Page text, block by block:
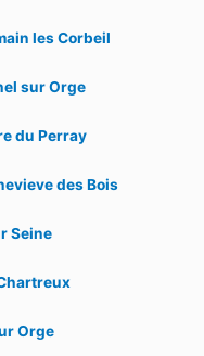
les Corbeil
sur Orge
du Perray
des Bois
Seine
Orge